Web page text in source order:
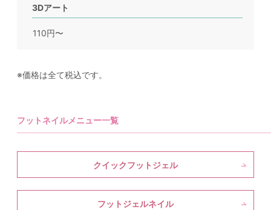
3Dアート
110円〜
※価格は全て税込です。
フットネイルメニュー一覧
クイックフットジェル
フットジェルネイル